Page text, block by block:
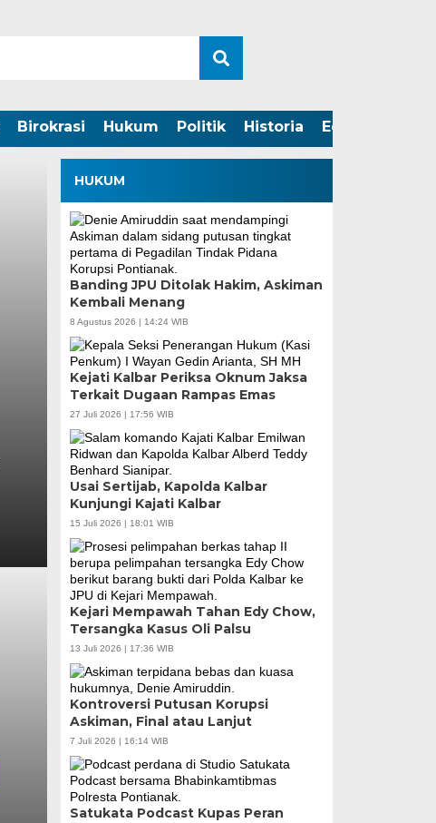
Birokrasi Hukum Politik Historia Edukasi
HUKUM
Banding JPU Ditolak Hakim, Askiman
Kembali Menang
8 Agustus 2026 | 14:24 WIB
Kejati Kalbar Periksa Oknum Jaksa
Terkait Dugaan Rampas Emas
27 Juli 2026 | 17:56 WIB
Usai Sertijab, Kapolda Kalbar
Kunjungi Kajati Kalbar
15 Juli 2026 | 18:01 WIB
Kejari Mempawah Tahan Edy Chow,
Tersangka Kasus Oli Palsu
13 Juli 2026 | 17:36 WIB
Kontroversi Putusan Korupsi
Askiman, Final atau Lanjut
7 Juli 2026 | 16:14 WIB
Satukata Podcast Kupas Peran